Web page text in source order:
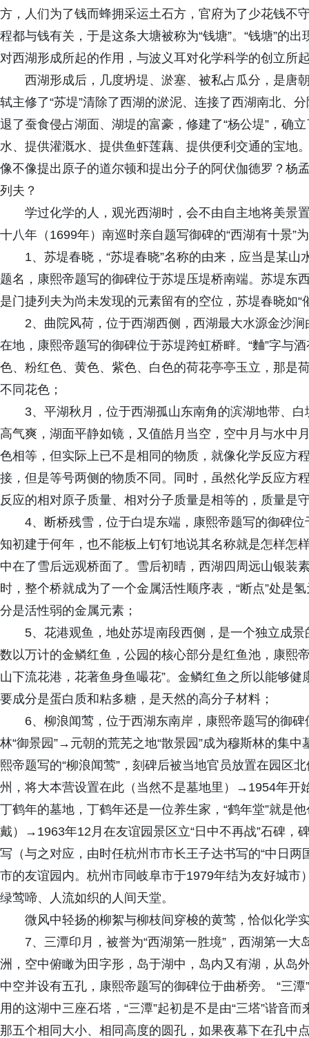
方，人们为了钱而蜂拥采运土石方，官府为了少花钱不
程都与钱有关，于是这条大塘被称为“钱塘”。“钱塘”的
对西湖形成所起的作用，与波义耳对化学科学的创立所
西湖形成后，几度坍堤、淤塞、被私占瓜分，是唐
轼主修了“苏堤”清除了西湖的淤泥、连接了西湖南北、
退了蚕食侵占湖面、湖堤的富豪，修建了“杨公堤”，确
水、提供灌溉水、提供鱼虾莲藕、提供便利交通的宝地
像不像提出原子的道尔顿和提出分子的阿伏伽德罗？杨
列夫？
学过化学的人，观光西湖时，会不由自主地将美景
十八年（1699年）南巡时亲自题写御碑的“西湖有十景”
1、苏堤春晓，“苏堤春晓”名称的由来，应当是某
题名，康熙帝题写的御碑位于苏堤压堤桥南端。苏堤东
是门捷列夫为尚未发现的元素留有的空位，苏堤春晓如
2、曲院风荷，位于西湖西侧，西湖最大水源金沙
在地，康熙帝题写的御碑位于苏堤跨虹桥畔。“麯”字与
色、粉红色、黄色、紫色、白色的荷花亭亭玉立，那是
不同花色；
3、平湖秋月，位于西湖孤山东南角的滨湖地带、
高气爽，湖面平静如镜，又值皓月当空，空中月与水中
色相等，但实际上已不是相同的物质，就像化学反应方
接，但是等号两侧的物质不同。同时，虽然化学反应方
反应的相对原子质量、相对分子质量是相等的，质量是
4、断桥残雪，位于白堤东端，康熙帝题写的御碑
知初建于何年，也不能板上钉钉地说其名称就是怎样怎
中在了雪后远观桥面了。雪后初晴，西湖四周远山银装
时，整个桥就成为了一个金属活性顺序表，“断点”处是
分是活性弱的金属元素；
5、花港观鱼，地处苏堤南段西侧，是一个独立成
数以万计的金鳞红鱼，公园的核心部分是红鱼池，康熙
山下流花港，花著鱼身鱼嘬花”。金鳞红鱼之所以能够
要成分是蛋白质和粘多糖，是天然的高分子材料；
6、柳浪闻莺，位于西湖东南岸，康熙帝题写的御
林“御景园”→元朝的荒芜之地“散景园”成为穆斯林的集
熙帝题写的“柳浪闻莺”，刻碑后被当地官员放置在园区
州，将大本营设置在此（当然不是墓地里）→1954年开
丁鹤年的墓地，丁鹤年还是一位养生家，“鹤年堂”就是
戴）→1963年12月在友谊园景区立“日中不再战”石碑，
写（与之对应，由时任杭州市市长王子达书写的“中日
市的友谊园内。杭州市同岐阜市于1979年结为友好城
绿莺啼、人流如织的人间天堂。
微风中轻扬的柳絮与柳枝间穿梭的黄莺，恰似化学
7、三潭印月，被誉为“西湖第一胜境”，西湖第一
洲，空中俯瞰为田字形，岛于湖中，岛内又有湖，从岛
中空并设有五孔，康熙帝题写的御碑位于曲桥旁。 “三
用的这湖中三座石塔，“三潭”起初是不是由“三塔”谐音
那五个相同大小、相同高度的圆孔，如果夜幕下在孔中